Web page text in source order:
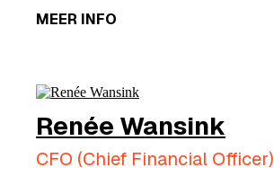
MEER INFO
Renée Wansink
CFO (Chief Financial Officer)